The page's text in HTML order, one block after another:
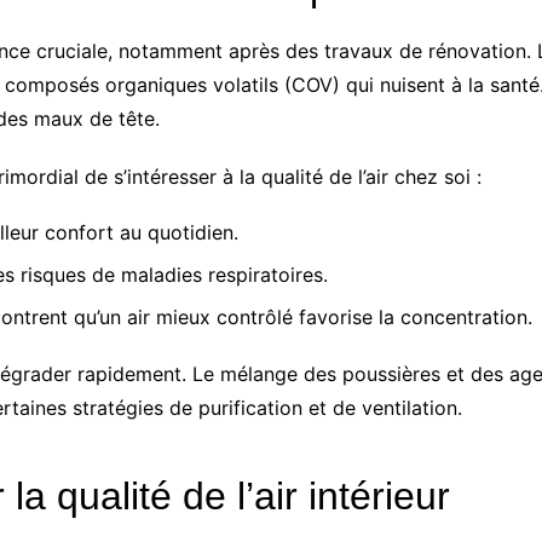
cruciale, notamment après des travaux de rénovation.
organiques volatils (COV) qui nuisent à la
maux de tête.
de s’intéresser à la qualité de l’air chez soi :
confort au quotidien.
risques de maladies respiratoires.
qu’un air mieux contrôlé favorise la concentration.
rapidement. Le mélange des poussières et des
stratégies de purification et de ventilation.
qualité de l’air intérieur